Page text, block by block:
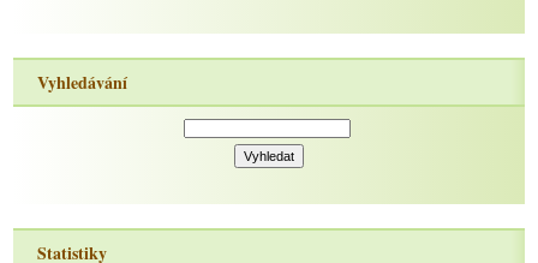
Vyhledávání
Statistiky